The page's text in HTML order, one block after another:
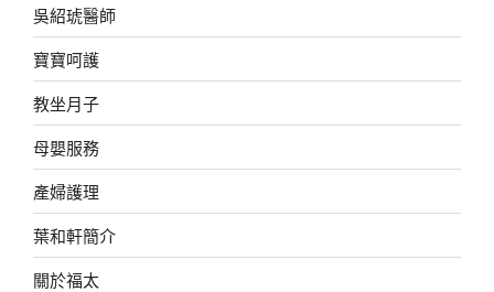
吳紹琥醫師
寶寶呵護
教坐月子
母嬰服務
產婦護理
葉和軒簡介
關於福太